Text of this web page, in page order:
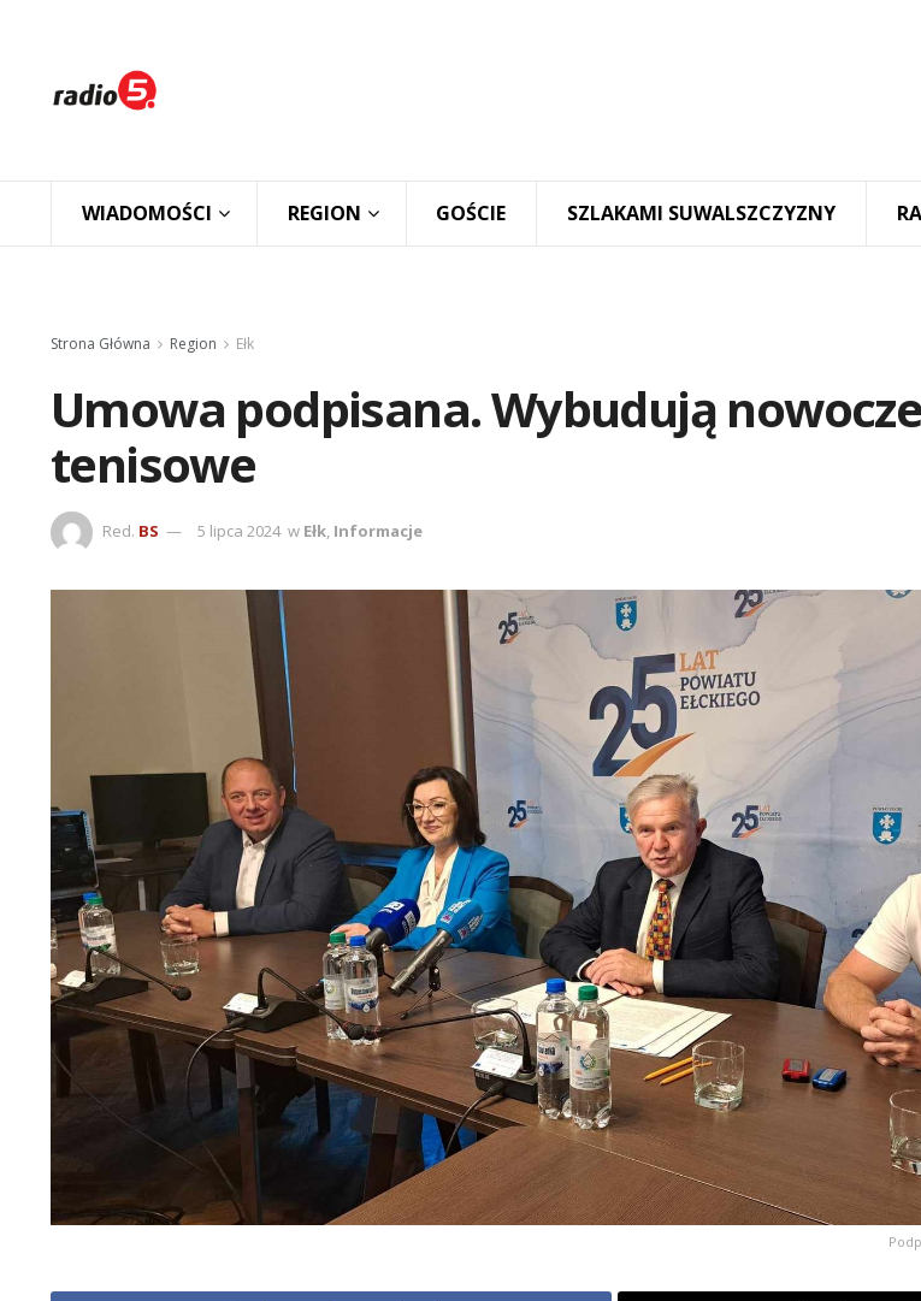
WIADOMOŚCI REGION GOŚCIE SZLAKAMI SUWALSZCZYZNY
Strona Główna Region Ełk
Umowa podpisana. Wybudują
tenisowe
Red. BS 5 lipca 2024 w Ełk, Informacje